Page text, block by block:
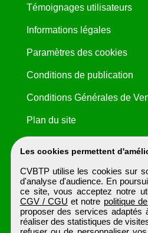
Les cookies permettent
CVBTP utilise les cookies sur
d'analyse d'audience. En
ce site, vous acceptez notre
CGV / CGU et notre politique
proposer des services adaptés
réaliser des statistiques de
Témoignages utilisateurs
Informations légales
Paramètres des cookies
Conditions de publication
Conditions Générales de
Plan du site